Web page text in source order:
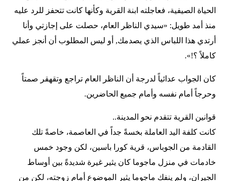
الحياة الصيفية، فعاجلته ابنة القرية وكأنها كانت تتحفز للرد عليه
منذ أمد طويل: «سيدي الناظر العام، حصلت على إجازتي وأنا
أرتدي هذا اللباس الذي يصدمك, أو ليس المطلوب أن أنجز عملي
كاملاً ؟!».
كان الجواب عدائياً لدرجة أن الناظر العام تراجع وتقهقر صمتاً
وحرجاً أمام نفسه وأمام جميع الحاضرين.
قوانين القرية تتقدم نحو المدينة..
كانت كلفة اليد العاملة بخسةً جداً في العاصمة، خاصةً تلك
القادمة من الجوباس، قرية كورا باسين، لكن وجود خمس
خادمات في منزل ماجوما كان يثير غيرة شديدةً بين أوساط
الجيران، ولم ينفك ماجوما يثير الموضوع أمام زوجته، لكن من